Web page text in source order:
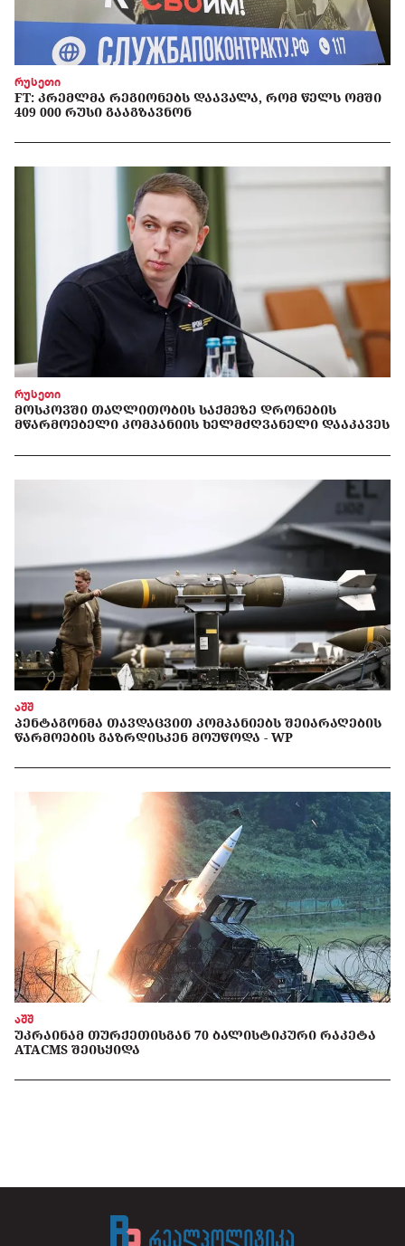
რუსეთი
FT: ᲙᲠᲔᲛᲚᲛᲐ ᲠᲔᲒᲘᲝᲜᲔᲑᲡ ᲓᲐᲐᲕᲐᲚᲐ, ᲠᲝᲛ ᲬᲔᲚᲡ ᲝᲛᲨᲘ
409 000 ᲠᲣᲡᲘ ᲒᲐᲐᲒᲖᲐᲕᲜᲝᲜ
რუსეთი
ᲛᲝᲡᲙᲝᲕᲨᲘ ᲗᲐᲦᲚᲘᲗᲝᲑᲘᲡ ᲡᲐᲥᲛᲔᲖᲔ ᲓᲠᲝᲜᲔᲑᲘᲡ
ᲛᲬᲐᲠᲛᲝᲔᲑᲔᲚᲘ ᲙᲝᲛᲞᲐᲜᲘᲘᲡ ᲮᲔᲚᲛᲫᲦᲕᲐᲜᲔᲚᲘ ᲓᲐᲐᲙᲐᲕᲔᲡ
აშშ
ᲞᲔᲜᲢᲐᲒᲝᲜᲛᲐ ᲗᲐᲕᲓᲐᲪᲕᲘᲗ ᲙᲝᲛᲞᲐᲜᲘᲔᲑᲡ ᲨᲔᲘᲐᲠᲐᲦᲔᲑᲘᲡ
ᲬᲐᲠᲛᲝᲔᲑᲘᲡ ᲒᲐᲖᲠᲓᲘᲡᲙᲔᲜ ᲛᲝᲣᲬᲝᲓᲐ - WP
აშშ
ᲣᲙᲠᲐᲘᲜᲐᲛ ᲗᲣᲠᲥᲔᲗᲘᲡᲒᲐᲜ 70 ᲑᲐᲚᲘᲡᲢᲘᲙᲣᲠᲘ ᲠᲐᲙᲔᲢᲐ
ATACMS ᲨᲔᲘᲡᲧᲘᲓᲐ